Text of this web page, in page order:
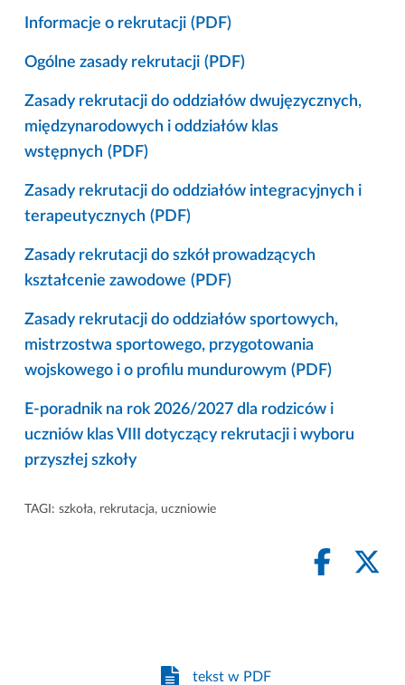
Informacje o rekrutacji (PDF)
Ogólne zasady rekrutacji (PDF)
Zasady rekrutacji do oddziałów dwujęzycznych,
międzynarodowych i oddziałów klas
wstępnych (PDF)
Zasady rekrutacji do oddziałów integracyjnych i
terapeutycznych (PDF)
Zasady rekrutacji do szkół prowadzących
kształcenie zawodowe (PDF)
Zasady rekrutacji do oddziałów sportowych,
mistrzostwa sportowego, przygotowania
wojskowego i o profilu mundurowym (PDF)
E-poradnik na rok 2026/2027 dla rodziców i
uczniów klas VIII dotyczący rekrutacji i wyboru
przyszłej szkoły
TAGI: szkoła, rekrutacja, uczniowie
tekst w PDF